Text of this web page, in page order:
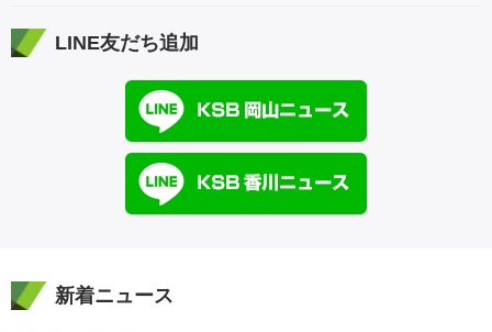
LINE友だち追加
新着ニュース